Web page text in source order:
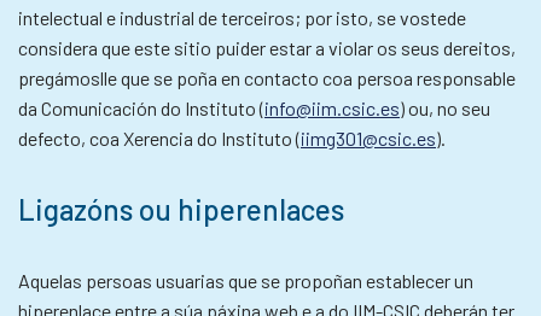
intelectual e industrial de terceiros; por isto, se vostede
considera que este sitio puider estar a violar os seus dereitos,
pregámoslle que se poña en contacto coa persoa responsable
da Comunicación do Instituto (info@iim.csic.es) ou, no seu
defecto, coa Xerencia do Instituto (iimg301@csic.es).
Ligazóns ou hiperenlaces
Aquelas persoas usuarias que se propoñan establecer un
hiperenlace entre a súa páxina web e a do IIM-CSIC deberán ter